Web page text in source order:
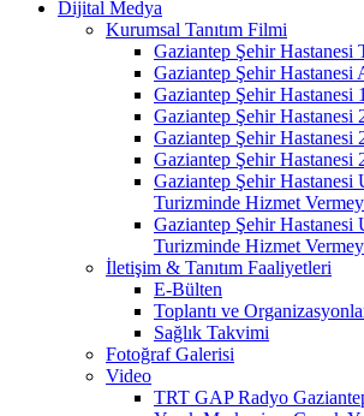
Dijital Medya
Kurumsal Tanıtım Filmi
Gaziantep Şehir Hastanesi
Gaziantep Şehir Hastanesi
Gaziantep Şehir Hastanesi
Gaziantep Şehir Hastanesi
Gaziantep Şehir Hastanesi
Gaziantep Şehir Hastanesi
Gaziantep Şehir Hastanesi
Turizminde Hizmet
Gaziantep Şehir Hastanesi
Turizminde Hizmet
İletişim & Tanıtım Faaliyetleri
E-Bülten
Toplantı ve
Sağlık Takvimi
Fotoğraf Galerisi
Video
TRT GAP Radyo